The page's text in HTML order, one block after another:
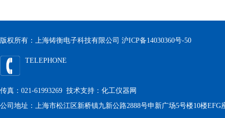
版权所有：上海铸衡电子科技有限公司 沪ICP备14030360号-50
TELEPHONE
传真：021-61993269 技术支持： 化工仪器网
公司地址：上海市松江区新桥镇九新公路2888号申新广场5号楼10楼EFG